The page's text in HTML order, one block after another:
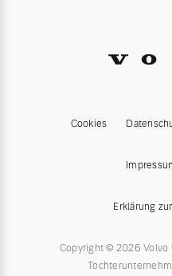
Cookies
Erklärung
Copyright © 2026 Volvo